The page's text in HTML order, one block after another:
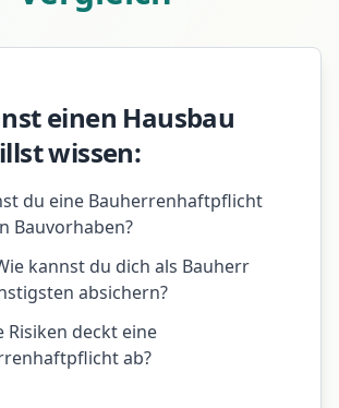
einen Hausbau
wissen:
du eine Bauherrenhaftpflicht
Bauvorhaben?
kannst du dich als Bauherr
absichern?
Risiken deckt eine
ab?